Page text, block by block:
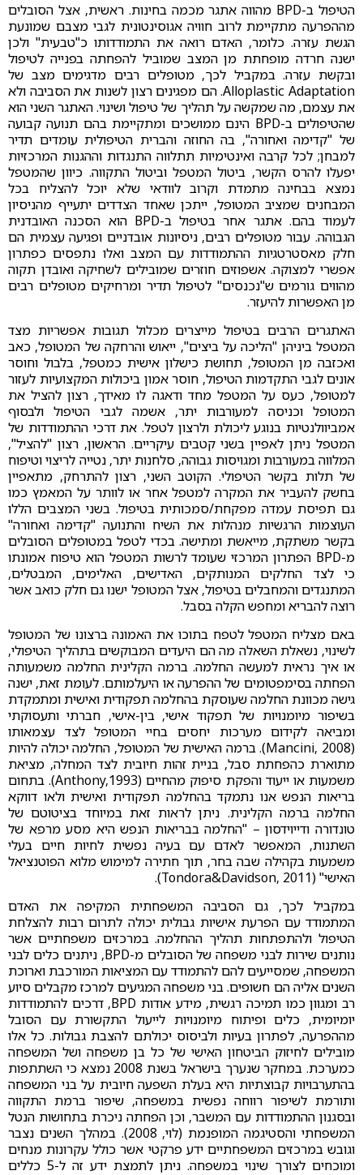
הטיפול ב-BPD מהווה אתגר מכמה בחינות. ראשית, אצל הסובלים
מההפרעה מתקיימת לרוב חוויה אגוסינטונית לגבי מצבם שמונעת
הגשת עזרה. כלומר, האדם רואה את התמודדותו כ"טבעית" ולכן
ישנה חרדה מופחתת מן המצב שמוביל להפחתה בפנייה לטיפול
ובקשת עזרה. במקביל לכך, מטופלים רבים מדגימים מצב של
Alloplastic Adaptation. הם מפגינים רצון לשנות את הסביבה ולא
את עצמם, מה שמקשה על תהליך של טיפול ושינוי. האתגר השני הוא
שהטיפולים ב-BPD הינם ממושכים ומתקיימת בהם תנועה קבועה
של "קדימה ואחורה", בה החוזה והברית הטיפולית עומדים תדיר
למבחן; לכל קרבה ואינטימיות תתלווה התנגדות וההגנות המרכזיות
יפעלו להרס הקשר, ביטול המטפל וביטול התקווה. כיוון שהמטפל
נמצא בבחינה מתמדת וקרוב לוודאי שלא יוכל להצליח בכל
המבחנים שמציב המטופל, ייתכן שאחד הצדדים יתעייף מהניסיון
לעמוד בהם. אתגר אחר בטיפול ב-BPD הוא הסכנה האובדנית
הגבוהה. עבור מטופלים רבים, ניסיונות אובדניים ופגיעה עצמית הם
חלק מאסטרטגיות ההתמודדות עם המצב ואלו נתפסים כפתרון
אפשרי למצוקה. אשפוזים חוזרים שמובילים לשחיקה ואובדן תקוה
מהווים גורמים ש"נכנסים" לטיפול תדיר ומרחיקים מטופלים רבים
מן האפשרות להיעזר.
האתגרים הרבים בטיפול מייצרים מכלול תגובות אפשריות מצד
המטפל ביניהן "הליכה על ביצים", ייאוש והרחקה של המטופל, כאב
ואכזבה מן המטופל, תחושת כישלון אישית כמטפל, בלבול וחוסר
אונים לגבי התקדמות הטיפול, חוסר אמון ביכולות המקצועיות לעזור
למטופל, כעס על המטפל מחד ודאגה לו מאידך, רצון להציל את
המטופל וכניסה למעורבות יתר, אשמה לגבי הטיפול ולבסוף
אמביוולנטיות בנוגע ליכולת ולרצון לטפל. את דרכי ההתמודדות של
המטפל ניתן לאפיין בשני קטבים עיקריים. הראשון, רצון "להציל",
המלווה במעורבות ומגויסות גבוהה, סלחנות יתר, נטייה לריצוי וטיפוח
של תלות בקשר הטיפולי. הקוטב השני, רצון להתרחק, מתאפיין
בחשק להעביר את המקרה למטפל אחר או לוותר על המאמץ כמו
גם תפיסת עמדה מפקחת/סמכותית בטיפול. בשני המצבים הללו
העוצמות הרגשיות מנהלות את השיח והתנועה "קדימה ואחורה"
בקשר משתקת, מייאשת ומתישה. בכדי לטפל במטופלים הסובלים
מ-BPD הפתרון המרכזי שעומד לרשות המטפל הוא טיפוח אמונתו
כי לצד החלקים המנותקים, האדישים, האלימים, המבטלים,
המתנגדים והמחבלים בטיפול, אצל המטופל ישנו גם חלק כואב אשר
רוצה להבריא ומחפש הקלה בסבל.
באם מצליח המטפל לטפח בתוכו את האמונה ברצונו של המטופל
לשינוי, נשאלת השאלה מה הם היעדים המבוקשים בתהליך הטיפולי,
או איך נראית למעשה החלמה. ברמה הקלינית החלמה משמעותה
הפחתה בסימפטומים של ההפרעה או היעלמותם. לעומת זאת, ישנה
גישה מכוונת החלמה שעוסקת בהחלמה תפקודית ואישית ומתמקדת
בשיפור מיומנויות של תפקוד אישי, בין-אישי, חברתי ותעסוקתי
ומביאה לקידום מערכות יחסים בחיי המטופל לצד עצמאותו
(Mancini, 2008). ברמה האישית של המטופל, החלמה יכולה להיות
מתוארת כהפחתת סבל, בניית זהות חיובית לצד המחלה, מציאת
משמעות או ייעוד והפקת סיפוק מהחיים (Anthony,1993). בתחום
בריאות הנפש אנו נתמקד בהחלמה תפקודית ואישית ולאו דווקא
החלמה ברמה הקלינית. ניתן לראות זאת במיוחד בציטוטם של
טונדורה ודייוידסון – "החלמה בבריאות הנפש היא מסע מרפא של
השתנות, המאפשר לאדם עם בעיה נפשית לחיות חיים בעלי
משמעות בקהילה שבה בחר, תוך חתירה למימוש מלוא הפוטנציאל
האישי" (Tondora&Davidson, 2011).
במקביל לכך, גם הסביבה המשפחתית המקיפה את האדם
המתמודד עם הפרעת אישיות גבולית יכולה לתרום רבות להצלחת
הטיפול ולהתפתחות תהליך ההחלמה. במרכזים משפחתיים אשר
נותנים שירות לבני משפחה של הסובלים מ-BPD, ניתנים כלים לבני
המשפחה, שמסייעים להם להתמודד עם המציאות המורכבת וארוכת
השנים אליה הם חשופים. בני משפחה המגיעים למרכז מקבלים סיוע
רב ומגוון כמו תמיכה רגשית, מידע אודות BPD, דרכים להתמודדות
יומיומית, כלים ופיתוח מיומנויות לייעול התקשורת עם הסובל
מההפרעה, לפתרון בעיות ולביסוס יכולתם להצבת גבולות. כל אלו
מובילים לחיזוק הביטחון האישי של כל בן משפחה ושל המשפחה
כמערכת. במחקר שנערך בישראל בשנת 2008 נמצא כי השתתפות
בהתערבויות קבוצתיות היא בעלת השפעה חיובית על בני המשפחה
ותורמת לשיפור רווחה נפשית במשפחה, שיפור ברמת התקווה
ובסגנון ההתמודדות עם המשבר, וכן הפחתה ניכרת בתחושות הנטל
המשפחתי והסטיגמה המופנמת (לוי, 2008). במהלך השנים נצבר
וגובש במרכזים המשפחתיים ידע פרקטי אשר כולל עקרונות מנחים
ומוכחים לצורך שינוי במשפחה. ניתן לתמצת ידע זה ל-5 כללים